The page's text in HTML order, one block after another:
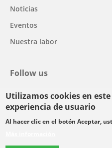
Utilizamos cookies en
experiencia de usuario
Al hacer clic en el botón Aceptar,
Noticias
Eventos
Nuestra labor
Follow us
facebook
twitteryoutubeyoutube
Select
© Copyright WCC 2026